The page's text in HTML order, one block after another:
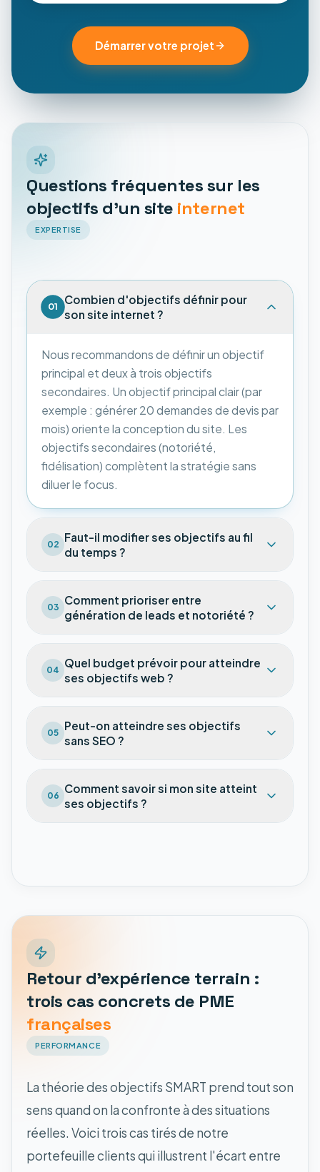
Démarrer votre projet
Questions fréquentes sur les
objectifs d'un site internet
EXPERTISE
01
Combien d'objectifs définir pour
son site internet ?
Nous recommandons de définir un objectif
principal et deux à trois objectifs
secondaires. Un objectif principal clair (par
exemple : générer 20 demandes de devis par
mois) oriente la conception du site. Les
objectifs secondaires (notoriété,
fidélisation) complètent la stratégie sans
diluer le focus.
02
Faut-il modifier ses objectifs au fil
du temps ?
03
Comment prioriser entre
génération de leads et notoriété ?
04
Quel budget prévoir pour atteindre
ses objectifs web ?
05
Peut-on atteindre ses objectifs
sans SEO ?
06
Comment savoir si mon site atteint
ses objectifs ?
Retour d'expérience terrain :
trois cas concrets de PME
françaises
PERFORMANCE
La théorie des objectifs SMART prend tout son
sens quand on la confronte à des situations
réelles. Voici trois cas tirés de notre
portefeuille clients qui illustrent l'écart entre